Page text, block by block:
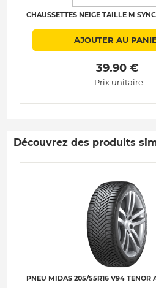
CHAUSSETTES NEIGE TAILLE M
AJOUTER AU
39.90 €
Prix unitaire
Découvrez des produits
PNEU MIDAS 205/55R16 V94 TENOR